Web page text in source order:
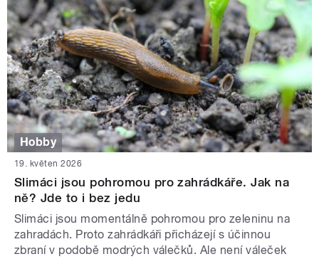
Hobby
19. květen 2026
Slimáci jsou pohromou pro zahrádkáře. Jak na
ně? Jde to i bez jedu
Slimáci jsou momentálně pohromou pro zeleninu na
zahradách. Proto zahrádkáři přicházejí s účinnou
zbraní v podobě modrých válečků. Ale není váleček